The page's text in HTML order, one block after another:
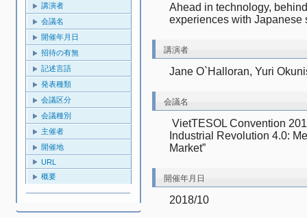
講演者
会議名
開催年月日
招待の有無
記述言語
発表種類
会議区分
会議種別
主催者
開催地
URL
概要
Ahead in technology,
experiences with
講演者
Jane O`Halloran, Yuri
会議名
Industrial Revolution 4.0:
Market”
開催年月日
2018/10